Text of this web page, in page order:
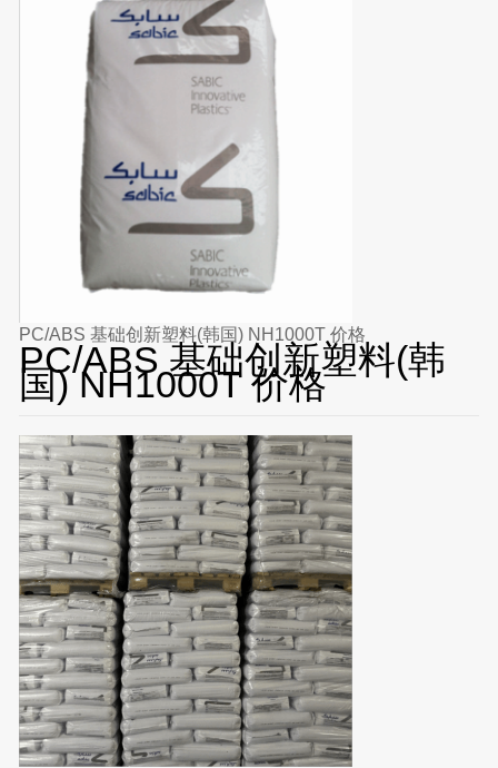
PC/ABS 基础创新塑料(韩国) NH1000T 价格
PC/ABS 基础创新塑料(韩
国) NH1000T 价格